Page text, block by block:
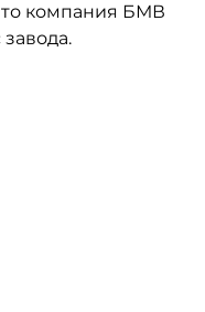
компания БМВ
завода.